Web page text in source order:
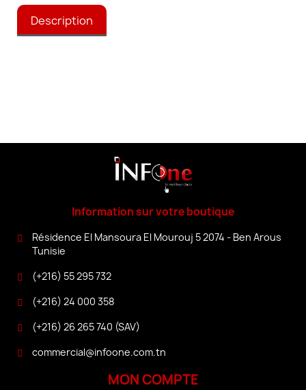
Description
Information sur votre boutique
Résidence El Mansoura El Mourouj 5 2074 - Ben Arous
Tunisie
(+216) 55 295 732
(+216) 24 000 358
(+216) 26 265 740 (SAV)
commercial@infoone.com.tn
MON COMPTE